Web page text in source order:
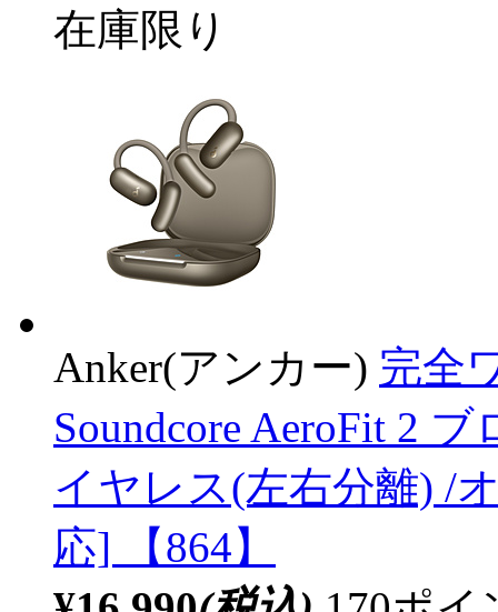
在庫限り
Anker(アンカー) 完全
Soundcore AeroFit 2
イヤレス(左右分離) /
応] 【864】